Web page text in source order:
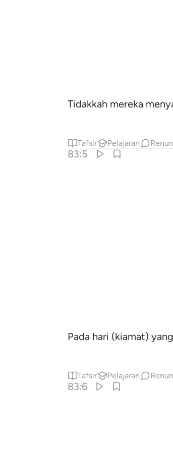
Tidakkah mereka
Tafsir Pelajaran
83:5
Pada hari (kiamat)
Tafsir Pelajaran
83:6